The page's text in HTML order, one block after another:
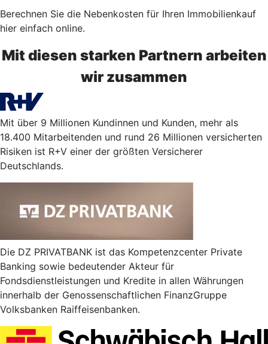
Berechnen Sie die Nebenkosten für Ihren Immobilienkauf
hier einfach online.
Mit diesen starken Partnern arbeiten
wir zusammen
Mit über 9 Millionen Kundinnen und Kunden, mehr als
18.400 Mitarbeitenden und rund 26 Millionen versicherten
Risiken ist R+V einer der größten Versicherer
Deutschlands.
Die DZ PRIVATBANK ist das Kompetenzcenter Private
Banking sowie bedeutender Akteur für
Fondsdienstleistungen und Kredite in allen Währungen
innerhalb der Genossenschaftlichen FinanzGruppe
Volksbanken Raiffeisenbanken.